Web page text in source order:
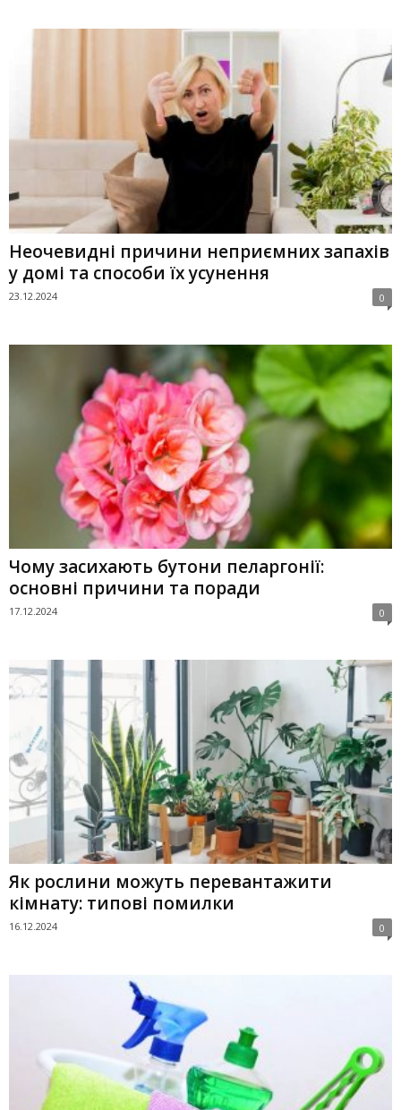
Неочевидні причини неприємних запахів
у домі та способи їх усунення
23.12.2024 0
Чому засихають бутони пеларгонії:
основні причини та поради
17.12.2024 0
Як рослини можуть перевантажити
кімнату: типові помилки
16.12.2024 0